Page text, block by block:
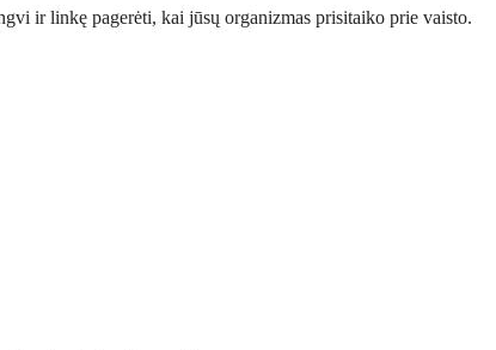
ir linkę pagerėti, kai jūsų organizmas prisitaiko prie vaisto.